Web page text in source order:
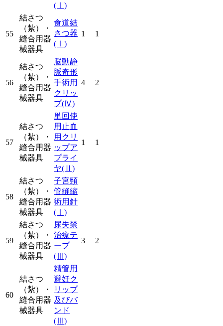
(Ⅰ)
55
結さつ
（紮）・
縫合用器
械器具
食道結
さつ器
(Ⅰ)
1 1
56
結さつ
（紮）・
縫合用器
械器具
脳動静
脈奇形
手術用
クリッ
プ(Ⅳ)
4 2
57
結さつ
（紮）・
縫合用器
械器具
単回使
用止血
用クリ
ップア
プライ
ヤ(Ⅱ)
1 1
58
結さつ
（紮）・
縫合用器
械器具
子宮頸
管縫縮
術用針
(Ⅰ)
59
結さつ
（紮）・
縫合用器
械器具
尿失禁
治療テ
ープ
(Ⅲ)
3 2
60
結さつ
（紮）・
縫合用器
械器具
精管用
避妊ク
リップ
及びバ
ンド
(Ⅲ)